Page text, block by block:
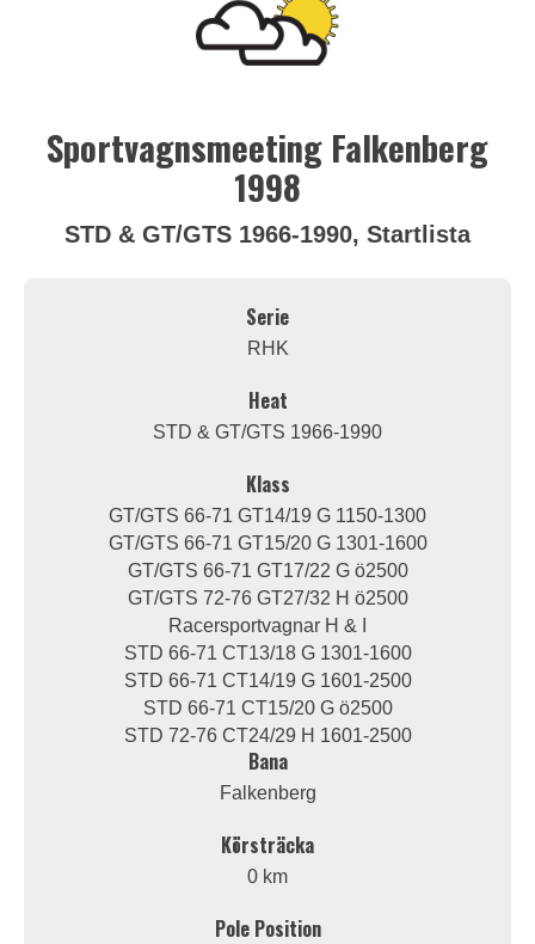
Sportvagnsmeeting Falkenberg
1998
STD & GT/GTS 1966-1990, Startlista
Serie
RHK
Heat
STD & GT/GTS 1966-1990
Klass
GT/GTS 66-71 GT14/19 G 1150-1300
GT/GTS 66-71 GT15/20 G 1301-1600
GT/GTS 66-71 GT17/22 G ö2500
GT/GTS 72-76 GT27/32 H ö2500
Racersportvagnar H & I
STD 66-71 CT13/18 G 1301-1600
STD 66-71 CT14/19 G 1601-2500
STD 66-71 CT15/20 G ö2500
STD 72-76 CT24/29 H 1601-2500
Bana
Falkenberg
Körsträcka
0 km
Pole Position